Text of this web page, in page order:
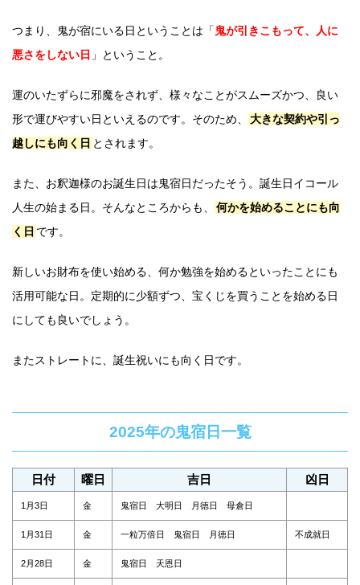
つまり、鬼が宿にいる日ということは「 鬼が引きこもって、人に
悪さをしない日 」ということ。
運のいたずらに邪魔をされず、様々なことがスムーズかつ、良い
形で運びやすい日といえるのです。そのため、
大きな契約や引っ
越しにも向く日 とされます。
また、お釈迦様のお誕生日は鬼宿日だったそう。誕生日イコール
人生の始まる日。そんなところからも、
何かを始めることにも向
く日 です。
新しいお財布を使い始める、何か勉強を始めるといったことにも
活用可能な日。定期的に少額ずつ、宝くじを買うことを始める日
にしても良いでしょう。
またストレートに、誕生祝いにも向く日です。
2025年の鬼宿日一覧
日付 曜日 吉日 凶日
1月3日 金 鬼宿日 大明日 月徳日 母倉日
1月31日 金 一粒万倍日 鬼宿日 月徳日 不成就日
2月28日 金 鬼宿日 天恩日